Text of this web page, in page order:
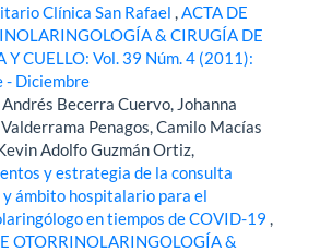
Clínica San Rafael,ACTA DE
& CIRUGÍA DE
Y CUELLO: Vol. 39 Núm. 4 (2011):
- Diciembre
Becerra Cuervo, Johanna
Penagos, Camilo Macías
Adolfo Guzmán Ortiz,
y estrategia de la consulta
ámbito hospitalario para el
en tiempos de COVID-19,
OTORRINOLARINGOLOGÍA &